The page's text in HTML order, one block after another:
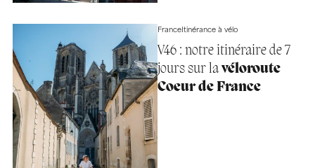
FranceItinérance à vélo
V46 : notre itinéraire de 7
jours sur lavéloroute
Coeur de France